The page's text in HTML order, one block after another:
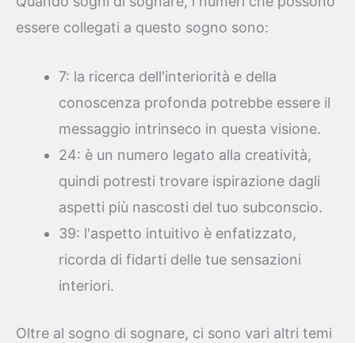
essere collegati a questo sogno sono:
7: la ricerca dell'interiorità e della
conoscenza profonda potrebbe essere il
messaggio intrinseco in questa visione.
24: è un numero legato alla creatività,
quindi potresti trovare ispirazione dagli
aspetti più nascosti del tuo subconscio.
39: l'aspetto intuitivo è enfatizzato,
ricorda di fidarti delle tue sensazioni
interiori.
Oltre al sogno di sognare, ci sono vari altri temi